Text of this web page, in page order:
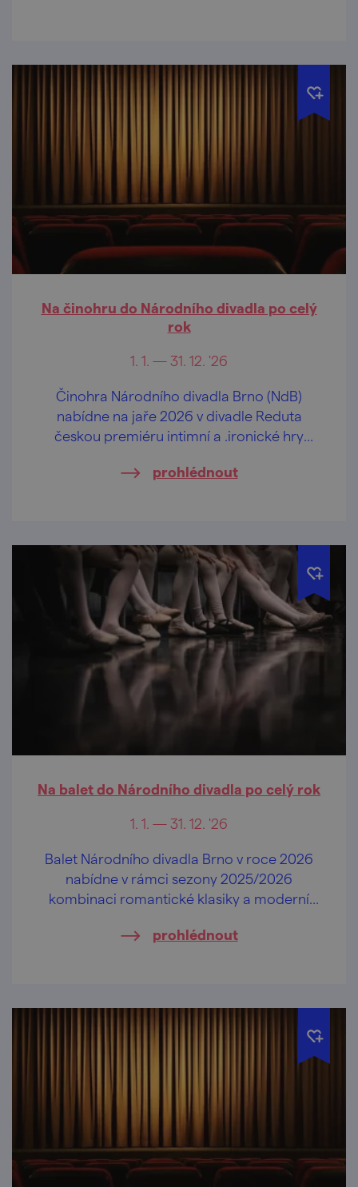
Na činohru do Národního divadla po celý
rok
1. 1. — 31. 12. '26
Činohra Národního divadla Brno (NdB)
nabídne na jaře 2026 v divadle Reduta
českou premiéru intimní a .ironické hry
prohlédnout
Na balet do Národního divadla po celý rok
1. 1. — 31. 12. '26
Balet Národního divadla Brno v roce 2026
nabídne v rámci sezony 2025/2026
kombinaci romantické klasiky a moderní
prohlédnout